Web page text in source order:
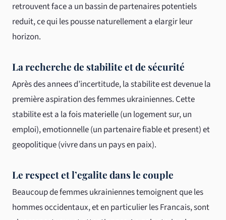
retrouvent face a un bassin de partenaires potentiels
reduit, ce qui les pousse naturellement a elargir leur
horizon.
La recherche de stabilite et de sécurité
Après des annees d’incertitude, la stabilite est devenue la
première aspiration des femmes ukrainiennes. Cette
stabilite est a la fois materielle (un logement sur, un
emploi), emotionnelle (un partenaire fiable et present) et
geopolitique (vivre dans un pays en paix).
Le respect et l’egalite dans le couple
Beaucoup de femmes ukrainiennes temoignent que les
hommes occidentaux, et en particulier les Francais, sont